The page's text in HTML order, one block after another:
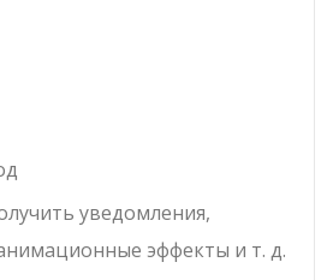
уведомления,
эффекты и т. д.